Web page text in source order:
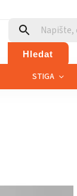
Hledat
STIGA